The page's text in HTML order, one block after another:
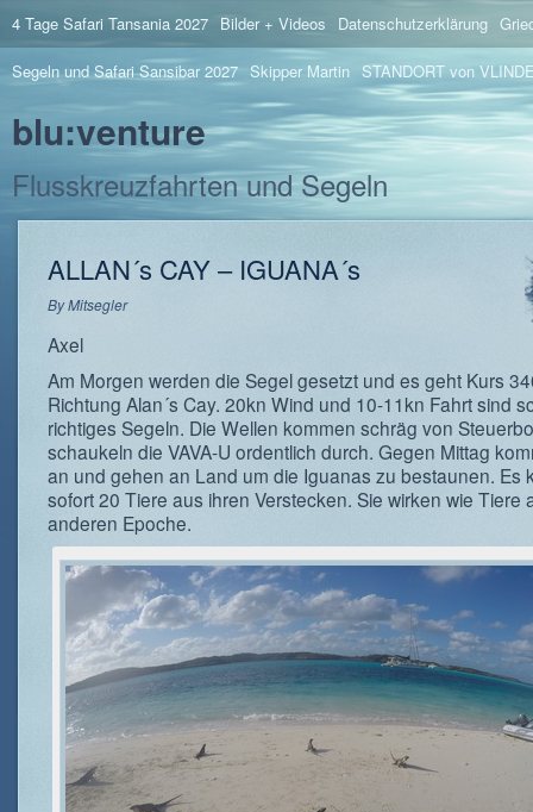
4 Tage Safari Tansania 2027 Bilder + Videos Datenschutzerklärung
Segeln und Safari Sansibar 2027 Skipper Martin STANDORT von
blu:venture
Flusskreuzfahrten und Segeln
ALLAN´s CAY – IGUANA´s
ByMitsegler
Axel
Am Morgen werden die Segel gesetzt und es geht Kurs
Richtung Alan´s Cay. 20kn Wind und 10-11kn Fahrt sind
richtiges Segeln. Die Wellen kommen schräg von
schaukeln die VAVA-U ordentlich durch. Gegen Mittag
an und gehen an Land um die Iguanas zu bestaunen. Es
sofort 20 Tiere aus ihren Verstecken. Sie wirken wie Tiere
anderen Epoche.